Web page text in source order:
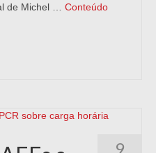
de Michel … Conteúdo
9